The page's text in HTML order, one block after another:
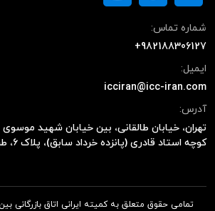
شماره تماس:
+982188306127
ایمیل:
icciran@icc-iran.com
آدرس:
تهران، خیابان طالقانی، بین خیابان شهید
کوچه استاد قادری (پانزده خرداد سابق)، پلاک ۶، طبقه چهارم
تمامی حقوق متعلق به کمیته ایرانی اتاق بازرگانی